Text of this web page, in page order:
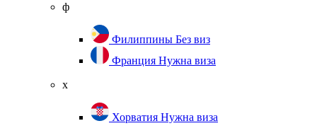
ф
Филиппины Без виз
Франция Нужна виза
х
Хорватия Нужна виза